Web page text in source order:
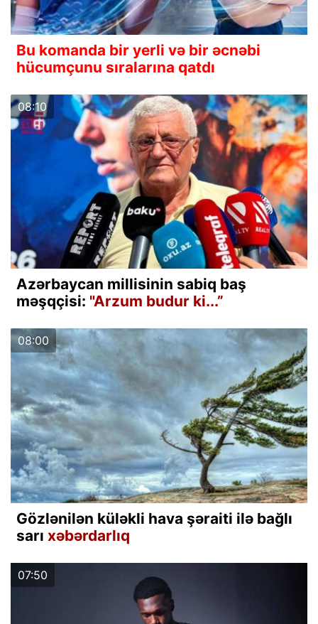
Bu komanda bir yerli və bir əcnəbi
hücumçunu sıralarına qatdı
08:10
Azərbaycan millisinin sabiq baş
məşqçisi: "Arzum budur ki...”
08:00
Gözlənilən küləkli hava şəraiti ilə bağlı
sarı xəbərdarlıq
07:50